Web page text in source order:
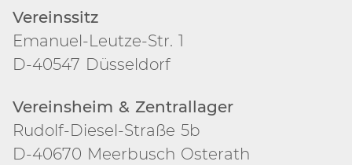
Vereinssitz
Emanuel-Leutze-Str. 1
D-40547 Düsseldorf
Vereinsheim & Zentrallager
Rudolf-Diesel-Straße 5b
D-40670 Meerbusch Osterath